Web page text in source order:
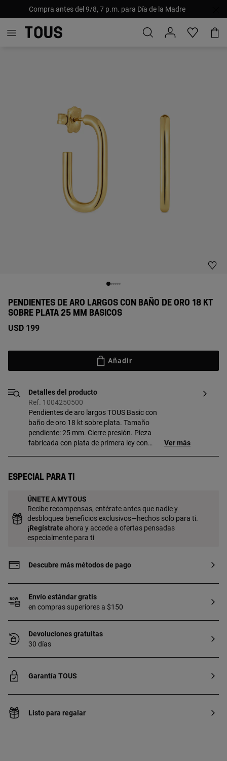
Compra antes del 9/8, 7 p.m. para Día de la Madre
PENDIENTES DE ARO LARGOS CON BAÑO DE ORO 18 KT
SOBRE PLATA 25 MM BASICOS
USD 199
Añadir
Detalles del producto
Ref. 1004250500
Pendientes de aro largos TOUS Basic con
baño de oro 18 kt sobre plata. Tamaño
pendiente: 25 mm. Cierre presión. Pieza
fabricada con plata de primera ley con
mayor durabilidad de la joya.
Ver más
Especial para ti
ÚNETE A MYTOUS
Recibe recompensas, entérate antes que nadie y
desbloquea beneficios exclusivos—hechos solo para ti.
¡Regístrate ahora y accede a ofertas pensadas
especialmente para ti
Descubre más métodos de pago
Envío estándar gratis
en compras superiores a $150
Devoluciones gratuitas
30 días
Garantía TOUS
Listo para regalar